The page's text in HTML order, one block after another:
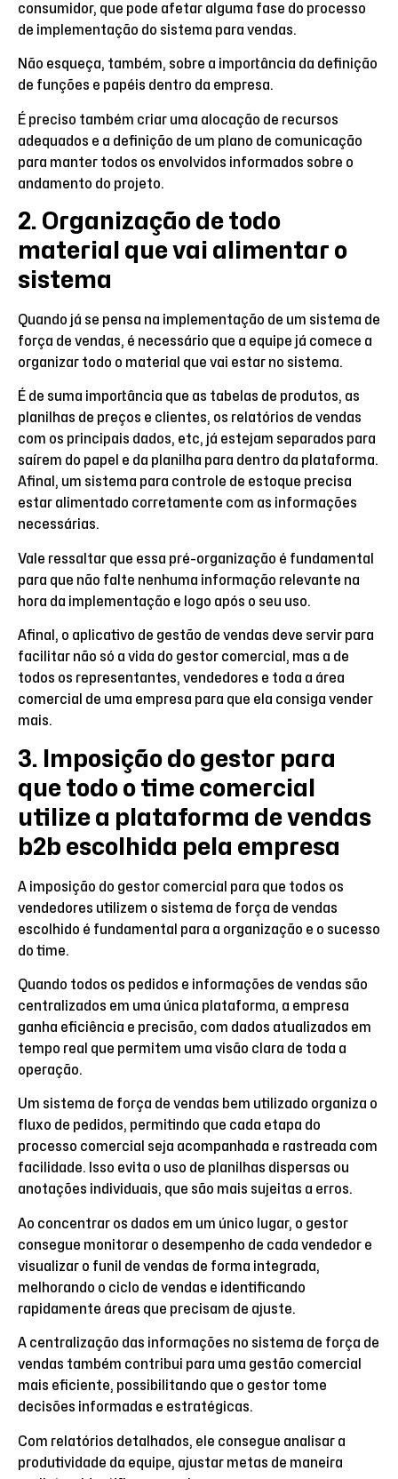
consumidor, que pode afetar alguma fase do processo
de implementação do sistema para vendas.
Não esqueça, também, sobre a importância da definição
de funções e papéis dentro da empresa.
É preciso também criar uma alocação de recursos
adequados e a definição de um plano de comunicação
para manter todos os envolvidos informados sobre o
andamento do projeto.
2. Organização de todo
material que vai alimentar o
sistema
Quando já se pensa na implementação de um sistema de
força de vendas, é necessário que a equipe já comece a
organizar todo o material que vai estar no sistema.
É de suma importância que as tabelas de produtos, as
planilhas de preços e clientes, os relatórios de vendas
com os principais dados, etc, já estejam separados para
saírem do papel e da planilha para dentro da plataforma.
Afinal, um sistema para controle de estoque precisa
estar alimentado corretamente com as informações
necessárias.
Vale ressaltar que essa pré-organização é fundamental
para que não falte nenhuma informação relevante na
hora da implementação e logo após o seu uso.
Afinal, o aplicativo de gestão de vendas deve servir para
facilitar não só a vida do gestor comercial, mas a de
todos os representantes, vendedores e toda a área
comercial de uma empresa para que ela consiga vender
mais.
3. Imposição do gestor para
que todo o time comercial
utilize a plataforma de vendas
b2b escolhida pela empresa
A imposição do gestor comercial para que todos os
vendedores utilizem o sistema de força de vendas
escolhido é fundamental para a organização e o sucesso
do time.
Quando todos os pedidos e informações de vendas são
centralizados em uma única plataforma, a empresa
ganha eficiência e precisão, com dados atualizados em
tempo real que permitem uma visão clara de toda a
operação.
Um sistema de força de vendas bem utilizado organiza o
fluxo de pedidos, permitindo que cada etapa do
processo comercial seja acompanhada e rastreada com
facilidade. Isso evita o uso de planilhas dispersas ou
anotações individuais, que são mais sujeitas a erros.
Ao concentrar os dados em um único lugar, o gestor
consegue monitorar o desempenho de cada vendedor e
visualizar o funil de vendas de forma integrada,
melhorando o ciclo de vendas e identificando
rapidamente áreas que precisam de ajuste.
A centralização das informações no sistema de força de
vendas também contribui para uma gestão comercial
mais eficiente, possibilitando que o gestor tome
decisões informadas e estratégicas.
Com relatórios detalhados, ele consegue analisar a
produtividade da equipe, ajustar metas de maneira